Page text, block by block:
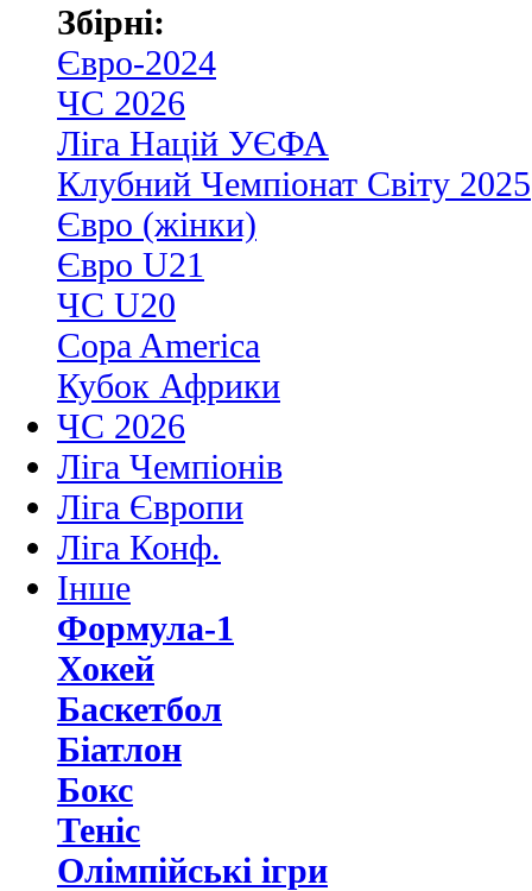
Збірні:
Євро-2024
ЧС 2026
Ліга Націй УЄФА
Клубний Чемпіонат Світу 2025
Євро (жінки)
Євро U21
ЧС U20
Copa America
Кубок Африки
ЧС 2026
Ліга Чемпіонів
Ліга Європи
Ліга Конф.
Інше
Формула-1
Хокей
Баскетбол
Біатлон
Бокс
Теніс
Олімпійські ігри